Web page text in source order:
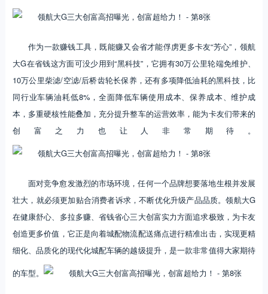
作为一款赚钱工具，既能赚又会省才能俘虏更多卡友“芳心”，领航
大G在省钱这方面可没少用到“黑科技”，它拥有30万公里轮端免维护、
10万公里柴滤/空滤/后桥齿轮长保养，还有多项降低油耗的黑科技，比
同行业车辆油耗低8%，全面降低车辆使用成本、保养成本、维护成
本，多重硬核性能叠加，充分提升整车的运营效率，能为卡友们带来的
创富之力也让人非常期待。
面对竞争愈发激烈的市场环境，任何一个品牌想要落地生根并发展
壮大，就必须更加贴合消费者诉求，不断优化升级产品品质。领航大G
在健康舒心、多拉多赚、省钱省心三大创富实力方面追求极致，为卡友
创造更多价值，它正是向着城配物流配送痛点进行精准出击，实现更精
细化、品质化的现代化城配车辆的越级提升，是一款非常值得大家期待
的车型。